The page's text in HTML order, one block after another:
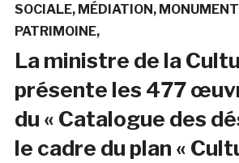
SOCIALE MÉDIATION
PATRIMOINE
La ministre de la
présente les 477
du « Catalogue des
le cadre du plan «